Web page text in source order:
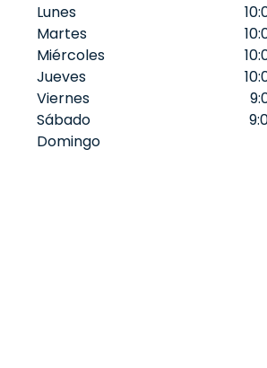
Lunes
Martes
Miércoles
Jueves
Viernes
Sábado
Domingo